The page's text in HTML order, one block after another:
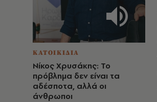
ΚΑΤΟΙΚΙΔΙΑ
Νίκος Χρυσάκης: Το
πρόβλημα δεν είναι τα
αδέσποτα, αλλά οι
άνθρωποι